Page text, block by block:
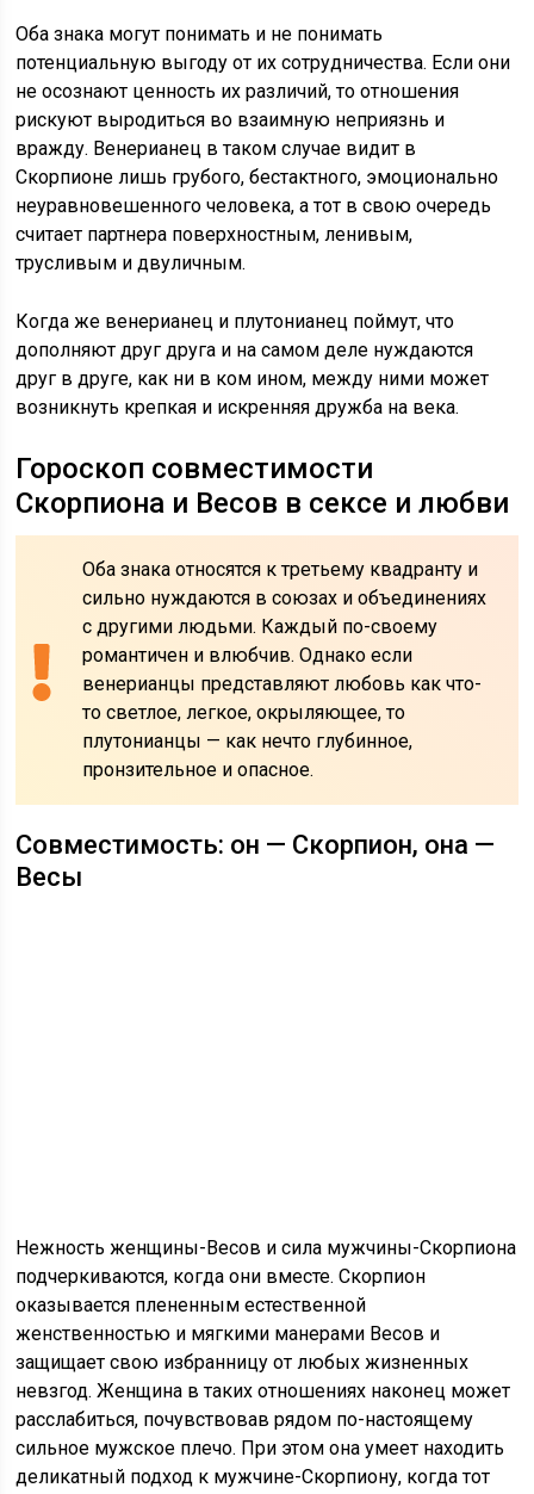
Оба знака могут понимать и не понимать
потенциальную выгоду от их сотрудничества. Если они
не осознают ценность их различий, то отношения
рискуют выродиться во взаимную неприязнь и
вражду. Венерианец в таком случае видит в
Скорпионе лишь грубого, бестактного, эмоционально
неуравновешенного человека, а тот в свою очередь
считает партнера поверхностным, ленивым,
трусливым и двуличным.
Когда же венерианец и плутонианец поймут, что
дополняют друг друга и на самом деле нуждаются
друг в друге, как ни в ком ином, между ними может
возникнуть крепкая и искренняя дружба на века.
Гороскоп совместимости
Скорпиона и Весов в сексе и любви
Оба знака относятся к третьему квадранту и
сильно нуждаются в союзах и объединениях
с другими людьми. Каждый по-своему
романтичен и влюбчив. Однако если
венерианцы представляют любовь как что-
то светлое, легкое, окрыляющее, то
плутонианцы — как нечто глубинное,
пронзительное и опасное.
Совместимость: он — Скорпион, она —
Весы
Нежность женщины-Весов и сила мужчины-Скорпиона
подчеркиваются, когда они вместе. Скорпион
оказывается плененным естественной
женственностью и мягкими манерами Весов и
защищает свою избранницу от любых жизненных
невзгод. Женщина в таких отношениях наконец может
расслабиться, почувствовав рядом по-настоящему
сильное мужское плечо. При этом она умеет находить
деликатный подход к мужчине-Скорпиону, когда тот